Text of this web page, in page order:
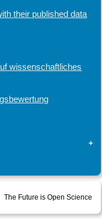
their published data
wissenschaftliches
+
The Future is Open Science